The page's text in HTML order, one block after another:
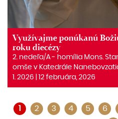
Využívajme ponúkanú
roku diecézy
2. nedeľa/A ‒ homília Mons.
omše v Katedrále
1. 2026 | 12 februára, 2026
1 2 3 4 5 6